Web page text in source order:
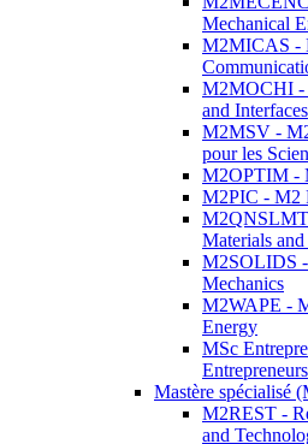
Mechanical
M2MICAS -
M2MOCHI -
and Interfaces
M2MSV -
pour les
M2OPTIM -
M2PIC - M2
Materials
M2SOLIDS
Mechanics
M2WAPE -
Energy
MSc
Entrepreneurs
Mastère spécialisé
M2REST -
and